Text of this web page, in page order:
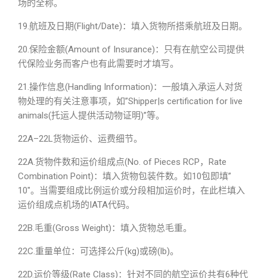
场的全称。
19.航班及日期(Flight/Date)：填入货物所搭乘航班及日期。
20.保险金额(Amount of Insurance)：只有在航空公司提供
代保险业务而客户也有此需要时才填写。
21.操作信息(Handling Information)：一般填入承运人对货
物处理的有关注意事项，如”Shipper|s certification for live
animals(托运人提供活动物证明)”等。
22A–22L货物运价、运费细节。
22A.货物件数和运价组成点(No. of Pieces RCP，Rate
Combination Point)：填入货物包装件数。如10包即填”
10″。当需要组成比例运价或分段相加运价时，在此栏填入
运价组成点机场的IATA代码。
22B.毛重(Gross Weight)：填入货物总毛重。
22C.重量单位：可选择公斤(kg)或磅(lb)。
22D.运价等级(Rate Class)：针对不同的航空运价共有6种代